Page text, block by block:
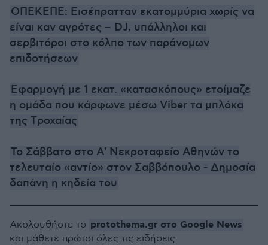
ΟΠΕΚΕΠΕ: Εισέπρατταν εκατομμύρια χωρίς να
είναι καν αγρότες – DJ, υπάλληλοι και
σερβιτόροι στο κόλπο των παράνομων
επιδοτήσεων
Εφαρμογή με 1 εκατ. «κατασκόπους» ετοίμαζε
η ομάδα που κάρφωνε μέσω Viber τα μπλόκα
της Tροχαίας
Το Σάββατο στο Α' Νεκροταφείο Αθηνών το
τελευταίο «αντίο» στον Σαββόπουλο - Δημοσία
δαπάνη η κηδεία του
Ακολουθήστε το protothema.gr στο Google News
και μάθετε πρώτοι όλες τις ειδήσεις